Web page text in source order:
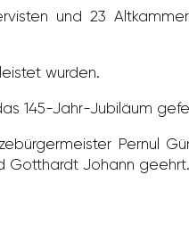
und 23
wurden.
145-Jahr-Jubi­läum
Pernul
Gott­hardt Johann geehrt.